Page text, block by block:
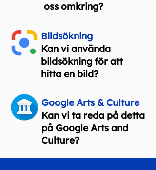
oss omkring?
Bildsökning
Kan vi använda
bildsökning för att
hitta en bild?
Google Arts & Culture
Kan vi ta reda på detta
på Google Arts and
Culture?